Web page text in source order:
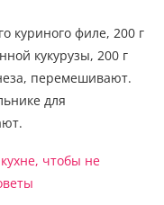
куриного филе, 200 г
кукурузы, 200 г
перемешивают.
для